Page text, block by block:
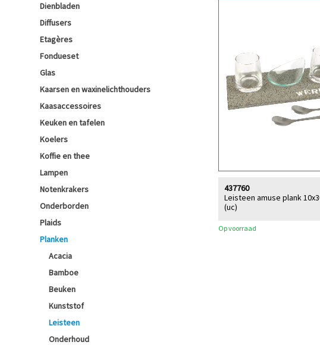
Dienbladen
Diffusers
Etagères
Fondueset
Glas
Kaarsen en waxinelichthouders
Kaasaccessoires
Keuken en tafelen
Koelers
Koffie en thee
Lampen
Notenkrakers
Onderborden
Plaids
Planken
Acacia
Bamboe
Beuken
Kunststof
Leisteen
Onderhoud
Leisteen amuse plank
(uc)
437760
Op voorraad